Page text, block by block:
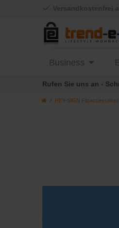
HEY-SIGN Filzaccessoires
Business
Rufen Sie uns an -